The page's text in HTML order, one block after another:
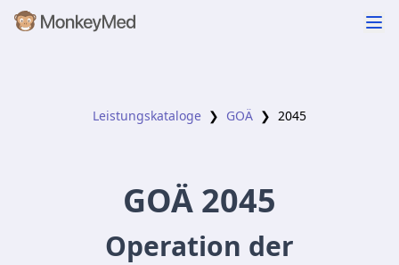
Leistungskataloge ❯ GOÄ ❯ 2045
GOÄ 2045
Operation der